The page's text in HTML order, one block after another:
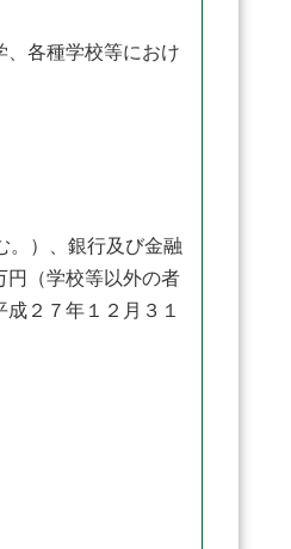
各種学校等におけ
。）、銀行及び金融
円（学校等以外の者
２７年１２月３１